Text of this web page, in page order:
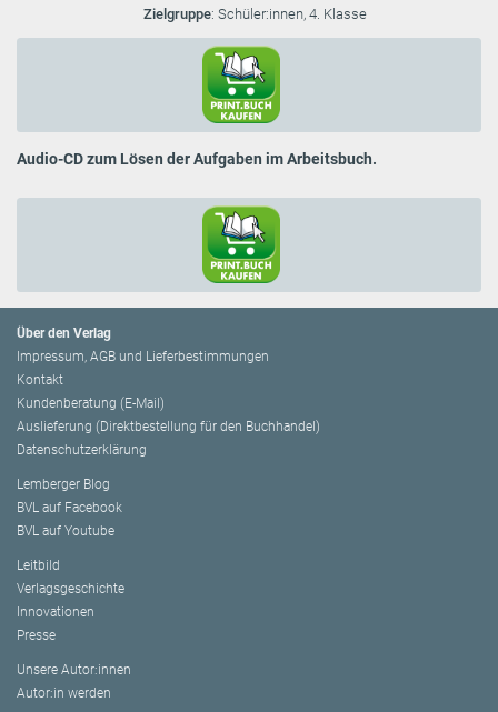
Zielgruppe: Schüler:innen, 4. Klasse
Audio-CD zum Lösen der Aufgaben im Arbeitsbuch.
Über den Verlag
Impressum, AGB und Lieferbestimmungen
Kontakt
Kundenberatung (E-Mail)
Auslieferung (Direktbestellung für den Buchhandel)
Datenschutzerklärung
Lemberger Blog
BVL auf Facebook
BVL auf Youtube
Leitbild
Verlagsgeschichte
Innovationen
Presse
Unsere Autor:innen
Autor:in werden